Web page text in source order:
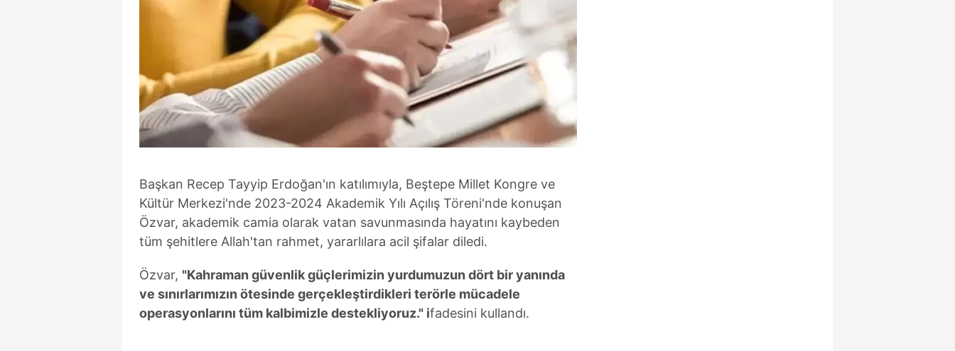
Başkan Recep Tayyip Erdoğan'ın katılımıyla, Beştepe Millet Kongre ve
Kültür Merkezi'nde 2023-2024 Akademik Yılı Açılış Töreni'nde konuşan
Özvar, akademik camia olarak vatan savunmasında hayatını kaybeden
tüm şehitlere Allah'tan rahmet, yararlılara acil şifalar diledi.
Özvar, "Kahraman güvenlik güçlerimizin yurdumuzun dört bir yanında
ve sınırlarımızın ötesinde gerçekleştirdikleri terörle mücadele
operasyonlarını tüm kalbimizle destekliyoruz." ifadesini kullandı.